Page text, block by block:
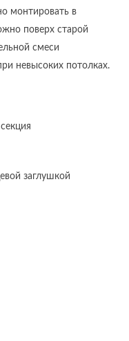
монтировать в
поверх старой
смеси
невысоких потолках.
заглушкой